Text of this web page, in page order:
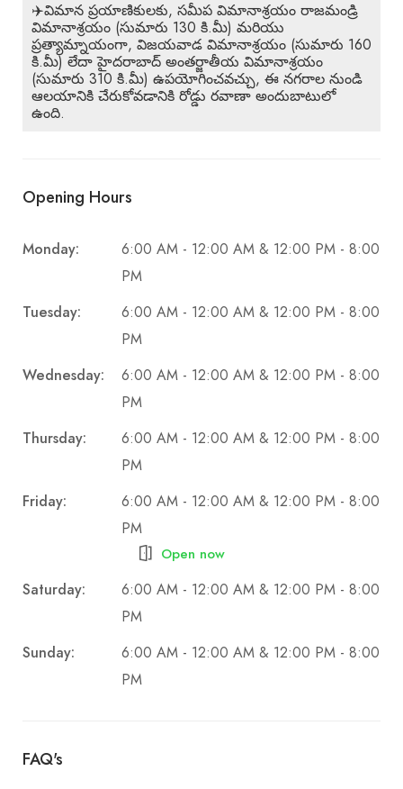
✈️విమాన ప్రయాణికులకు, సమీప విమానాశ్రయం రాజమండ్రి
విమానాశ్రయం (సుమారు 130 కి.మీ) మరియు
ప్రత్యామ్నాయంగా, విజయవాడ విమానాశ్రయం (సుమారు 160
కి.మీ) లేదా హైదరాబాద్ అంతర్జాతీయ విమానాశ్రయం
(సుమారు 310 కి.మీ) ఉపయోగించవచ్చు, ఈ నగరాల నుండి
ఆలయానికి చేరుకోవడానికి రోడ్డు రవాణా అందుబాటులో
ఉంది.
Opening Hours
Monday:
6:00 AM - 12:00 AM & 12:00 PM - 8:00
PM
Tuesday:
6:00 AM - 12:00 AM & 12:00 PM - 8:00
PM
Wednesday:
6:00 AM - 12:00 AM & 12:00 PM - 8:00
PM
Thursday:
6:00 AM - 12:00 AM & 12:00 PM - 8:00
PM
Friday:
6:00 AM - 12:00 AM & 12:00 PM - 8:00
PM
Open now
Saturday:
6:00 AM - 12:00 AM & 12:00 PM - 8:00
PM
Sunday:
6:00 AM - 12:00 AM & 12:00 PM - 8:00
PM
FAQ's